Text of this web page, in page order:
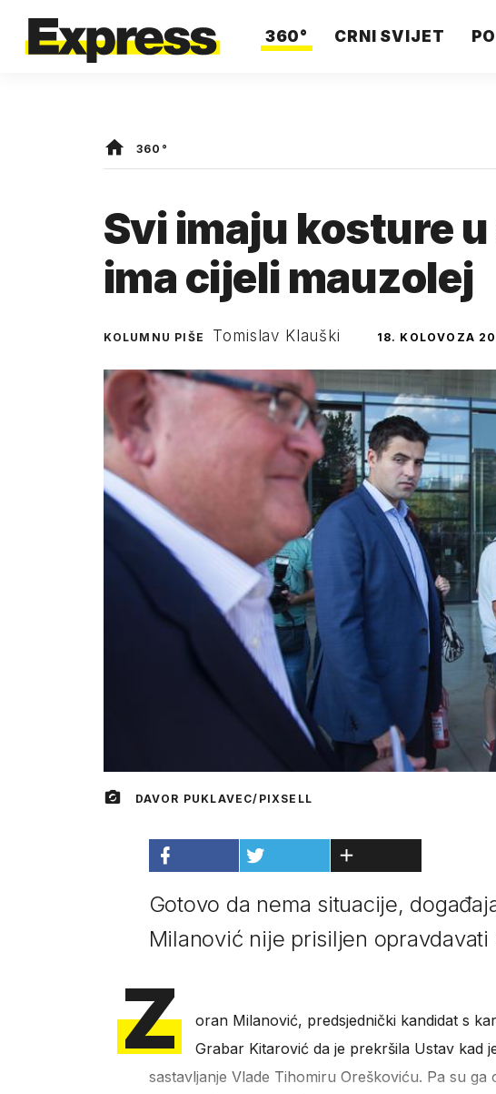
360° CRNI SVIJET
360°
Svi imaju kosture
ima cijeli mauzolej
KOLUMNU PIŠE Tomislav Klauški 18. KOLOVOZA
DAVOR PUKLAVEC/PIXSELL
Gotovo da nema situacije,
Milanović nije prisiljen
Z
oran Milanović, predsjednički kandidat s
Grabar Kitarović da je prekršila Ustav kad
sastavljanje Vlade Tihomiru Oreškoviću. Pa su